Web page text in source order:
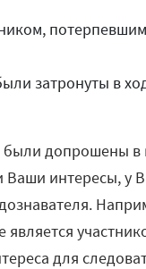
затронуты в
допрошены в
интересы, у
для